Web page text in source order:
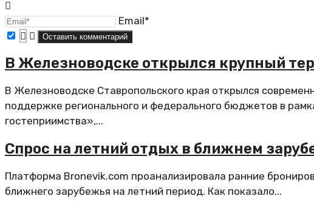
Email*
В Железноводске открылся крупный
В Железноводске Ставропольского края открылся
поддержке регионального и федерального бюджетов в
гостеприимства»,...
Спрос на летний отдых в ближнем
Платформа Bronevik.com проанализировала ранние
ближнего зарубежья на летний период. Как показало...